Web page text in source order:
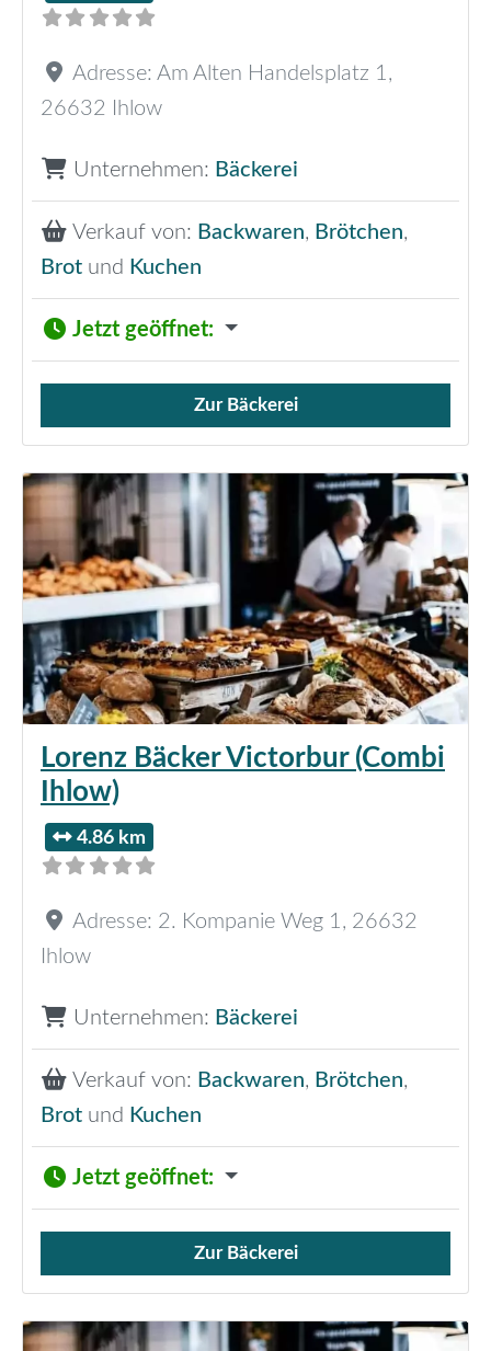
Adresse: Am Alten Handelsplatz 1,
26632
Ihlow
Unternehmen: Bäckerei
Verkauf von: Backwaren, Brötchen,
Brot und Kuchen
Jetzt geöffnet:
Verkauf von Brötchen,
Zur Bäckerei
Lorenz Bäcker Victorbur (Combi
Ihlow)
4.86 km
Adresse: 2. Kompanie Weg 1, 26632
Ihlow
Unternehmen: Bäckerei
Verkauf von: Backwaren, Brötchen,
Brot und Kuchen
Jetzt geöffnet:
Verkauf von Brötchen,
Zur Bäckerei